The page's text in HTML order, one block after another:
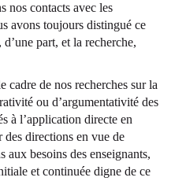
nos contacts avec les
avons toujours distingué ce
part, et la recherche,
cadre de nos recherches sur la
ou d’argumentativité des
à l’application directe en
des directions en vue de
aux besoins des enseignants,
et continuée digne de ce